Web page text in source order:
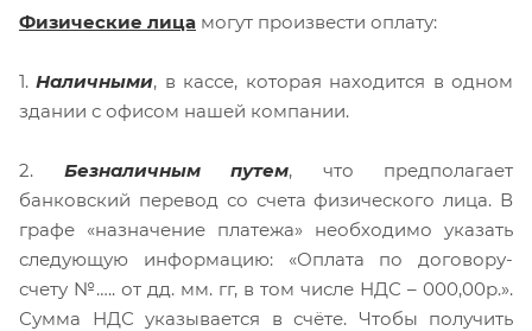
Физические лица могут произвести оплату:
1.Наличными, в кассе, которая находится в одном
здании с офисом нашей компании.
2. Безналичным путем, что предполагает
банковский перевод со счета физического лица. В
графе «назначение платежа» необходимо указать
следующую информацию: «Оплата по договору-
счету №….. от дд. мм. гг, в том числе НДС – 000,00р.».
Сумма НДС указывается в счёте. Чтобы получить